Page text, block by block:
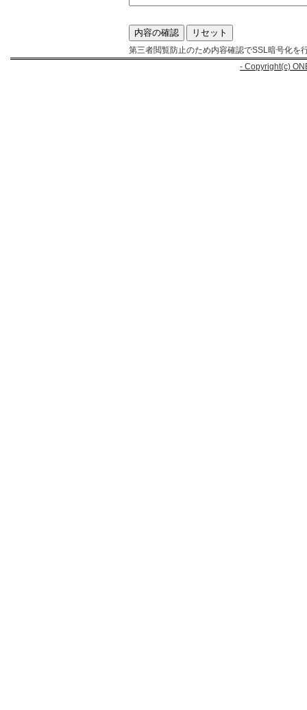
第三者閲覧防止のため内容確認でSSL暗号化を
- Copyright(c)